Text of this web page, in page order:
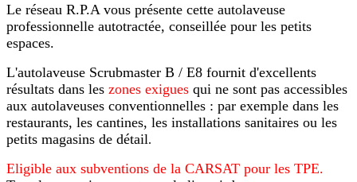
Le réseau R.P.A vous présente cette autolaveuse
professionnelle autotractée, conseillée pour les petits
espaces.
L'autolaveuse Scrubmaster B / E8 fournit d'excellents
résultats dans les zones exigues qui ne sont pas accessibles
aux autolaveuses conventionnelles : par exemple dans les
restaurants, les cantines, les installations sanitaires ou les
petits magasins de détail.
Eligible aux subventions de la CARSAT pour les TPE.